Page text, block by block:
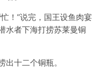
！”说完，国王设鱼肉宴
水者下海打捞苏莱曼铜
十二个铜瓶。